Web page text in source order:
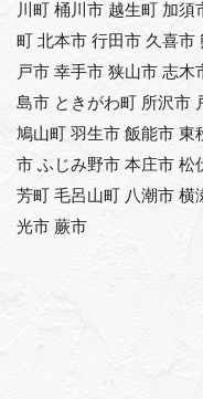
川町 桶川市 越生町 加須
町 北本市 行田市 久喜市
戸市 幸手市 狭山市 志木
島市 ときがわ町 所沢市
鳩山町 羽生市 飯能市 東
市 ふじみ野市 本庄市 松
芳町 毛呂山町 八潮市 横
光市 蕨市